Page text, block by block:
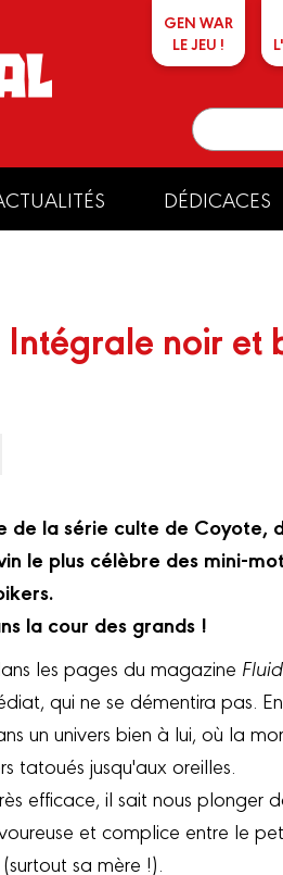
GEN WAR
LE JEU !
DÉDICACES
Intégrale noir et
la série culte de Coyote,
le plus célèbre des mini-
la cour des grands !
les pages du magazine
qui ne se démentira pas.
un univers bien à lui, où la
tatoués jusqu'aux oreilles.
efficace, il sait nous plonger
et complice entre le
sa mère !).